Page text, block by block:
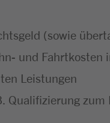
(sowie
und Fahrtkosten
Leistungen
Qualifizierung